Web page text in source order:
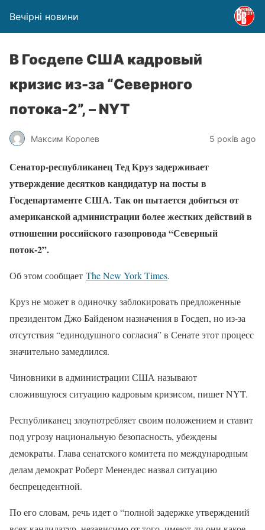
Вечірні новини
В Госдепе США кадровый
кризис из-за “Северного
потока-2”, – NYT
Максим Королев 5 років ago
Сенатор-республиканец Тед Круз задерживает
утверждение десятков кандидатур на посты в
Госдепартаменте США. Так он пытается добиться от
американской администрации более жестких действий в
отношении российского газопровода “Северный
поток-2”.
Об этом сообщает The New York Times.
Круз не может в одиночку заблокировать предложенные
президентом Джо Байденом назначения в Госдеп, но из-за
отсутствия “единодушного согласия” в Сенате этот процесс
значительно замедлился.
Чиновники в администрации США называют
сложившуюся ситуацию кадровым кризисом, пишет NYT.
Республиканец злоупотребляет своим положением и ставит
под угрозу национальную безопасность, убеждены
демократы. Глава сенатского комитета по международным
делам демократ Роберт Менендес назвал ситуацию
беспрецедентной.
По его словам, речь идет о “полной задержке утверждений